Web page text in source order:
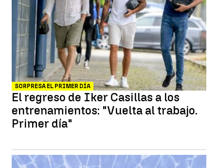
SORPRESA EL PRIMER DÍA
El regreso de Iker Casillas a los
entrenamientos: "Vuelta al trabajo.
Primer día"